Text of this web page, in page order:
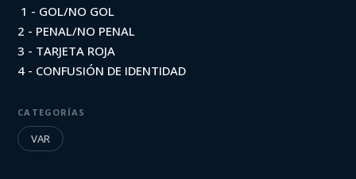
1 - GOL/NO GOL
2 - PENAL/NO PENAL
3 - TARJETA ROJA
4 - CONFUSIÓN DE IDENTIDAD
CATEGORÍAS
VAR